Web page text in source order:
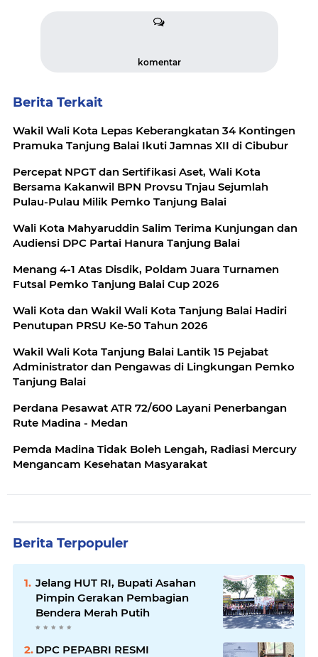
komentar
Berita Terkait
Wakil Wali Kota Lepas Keberangkatan 34 Kontingen
Pramuka Tanjung Balai Ikuti Jamnas XII di Cibubur
Percepat NPGT dan Sertifikasi Aset, Wali Kota
Bersama Kakanwil BPN Provsu Tnjau Sejumlah
Pulau-Pulau Milik Pemko Tanjung Balai
Wali Kota Mahyaruddin Salim Terima Kunjungan dan
Audiensi DPC Partai Hanura Tanjung Balai
Menang 4-1 Atas Disdik, Poldam Juara Turnamen
Futsal Pemko Tanjung Balai Cup 2026
Wali Kota dan Wakil Wali Kota Tanjung Balai Hadiri
Penutupan PRSU Ke-50 Tahun 2026
Wakil Wali Kota Tanjung Balai Lantik 15 Pejabat
Administrator dan Pengawas di Lingkungan Pemko
Tanjung Balai
Perdana Pesawat ATR 72/600 Layani Penerbangan
Rute Madina - Medan
Pemda Madina Tidak Boleh Lengah, Radiasi Mercury
Mengancam Kesehatan Masyarakat
Berita Terpopuler
Jelang HUT RI, Bupati Asahan
Pimpin Gerakan Pembagian
Bendera Merah Putih
DPC PEPABRI RESMI